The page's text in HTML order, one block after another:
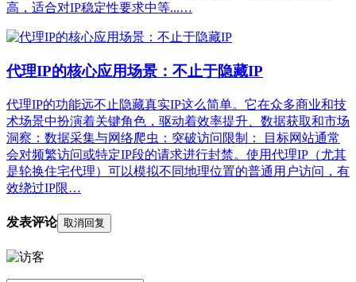
高，适合对IP稳定性要求中等...…
代理IP的核心应用场景：不止于隐藏IP
代理IP的功能远不止隐藏真实IP这么简单。它在众多商业和技
术场景中扮演着关键角色，驱动着效率提升、数据获取和市场
洞察：数据采集与网络爬虫：突破访问限制： 目标网站通常
会对频繁访问或特定IP段的请求进行封禁。使用代理IP（尤其
是轮换住宅代理）可以模拟不同地理位置的普通用户访问，有
效绕过IP限…
发表评论 取消回复